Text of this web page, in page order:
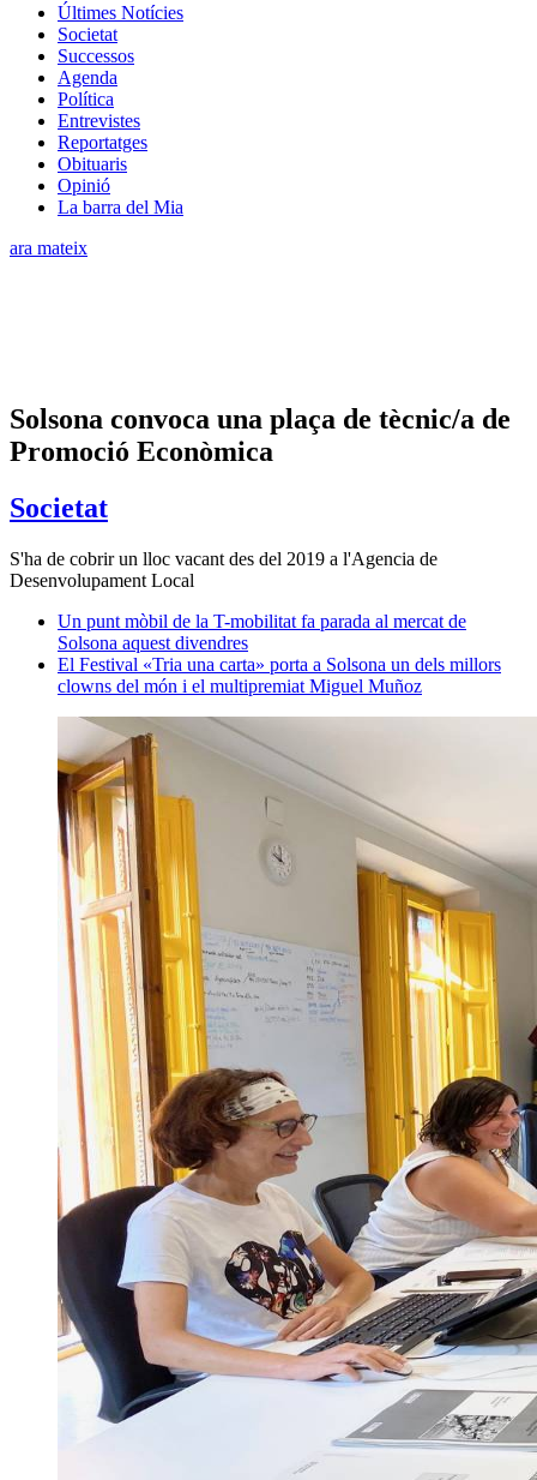
Últimes Notícies
Societat
Successos
Agenda
Política
Entrevistes
Reportatges
Obituaris
Opinió
La barra del Mia
ara mateix
Solsona convoca una plaça de tècnic/a de
Promoció Econòmica
Societat
S'ha de cobrir un lloc vacant des del 2019 a l'Agencia de
Desenvolupament Local
Un punt mòbil de la T-mobilitat fa parada al mercat de
Solsona aquest divendres
El Festival «Tria una carta» porta a Solsona un dels millors
clowns del món i el multipremiat Miguel Muñoz